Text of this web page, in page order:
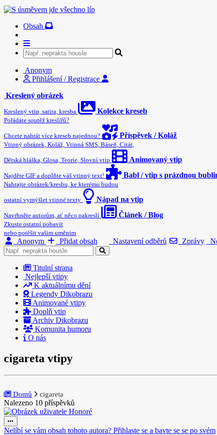
Obsah
Anonym
Přihlášení / Registrace
Kreslený obrázek
Kreslený vtip, satira, kresba Kolekce kreseb
Pořádáte soutěž kreslířů?
Chcete nahrát více kreseb najednou? Příspěvek / Koláž
Vtipný obrázek, Koláž, Vtipná SMS, Báseň, Citát,
Dětská hláška, Glosa, Teorie, Slovní vtip Animovaný vtip
Najděte GIF a doplňte váš vtipný text! Babl / vtip s prázdnou
Nahrajte obrázek/kresbu, ke kterému budou
ostatní vymýšlet vtipné texty Nápad na vtip
Navrhněte autorům, ať něco nakreslí Článek / Blog
Zkuste ostatní pobavit
nebo potěšit vašim uměním
Anonym Přidat obsah Nastavení odběrů Zprávy
Titulní strana
Nejlepší vtipy
K aktuálnímu dění
Legendy Dikobrazu
Animované vtipy
Doplň vtip
Archiv Dikobrazu
Komunita humoru
O nás
cigareta vtipy
Domů cigareta
Nalezeno 10 příspěvků
Nelíbí se vám obsah tohoto autora? Přihlaste se a bavte se se po svém